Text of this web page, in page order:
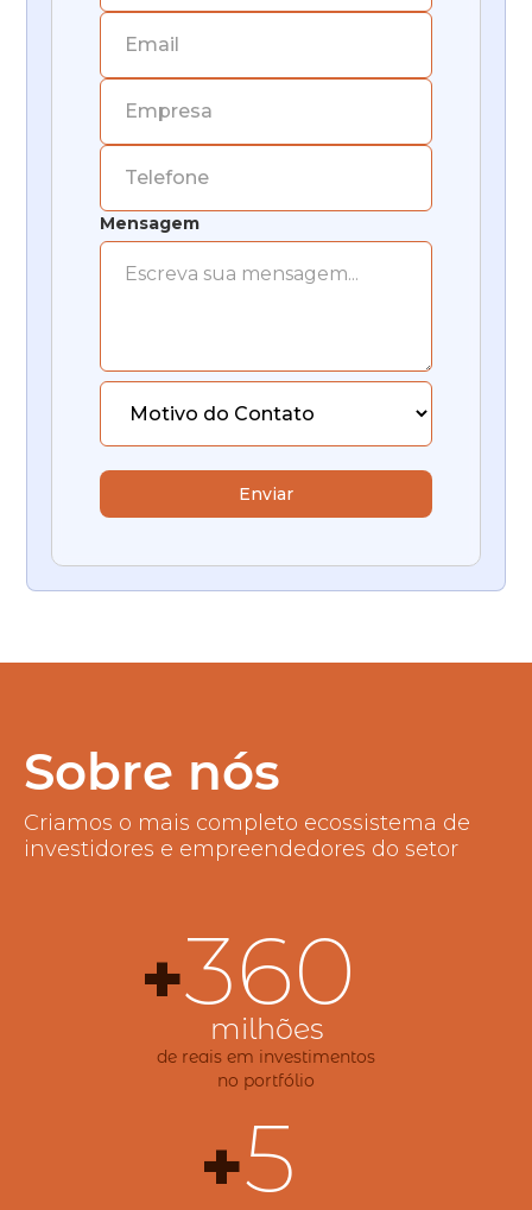
Mensagem
Sobre nós
Criamos o mais completo ecossistema de
investidores e empreendedores do setor
+360
milhões
de reais em investimentos
no portfólio
+5